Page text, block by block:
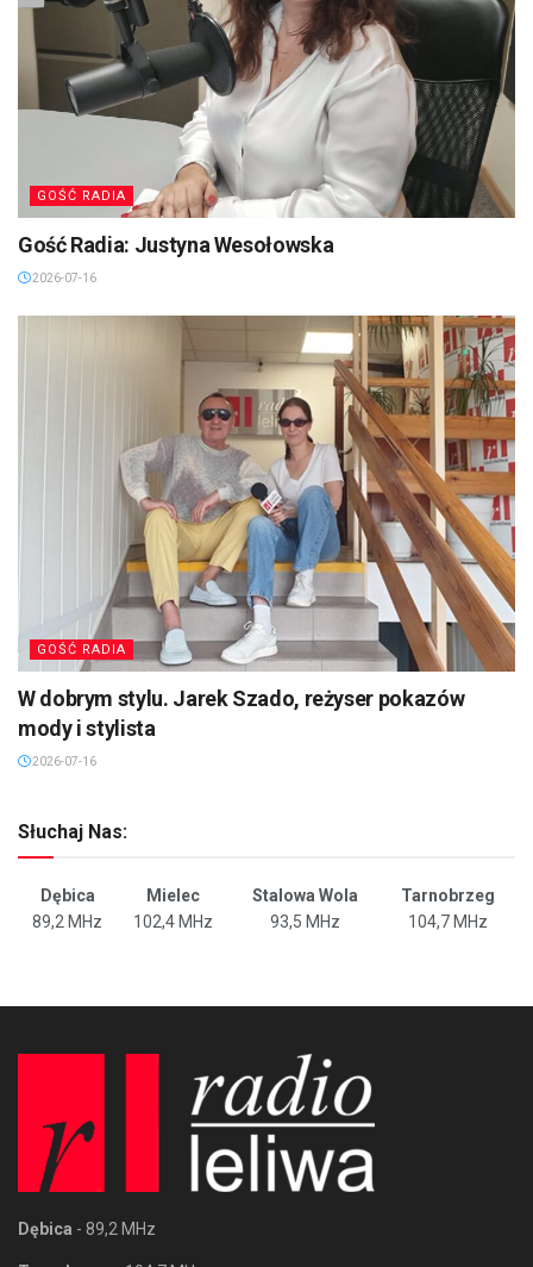
GOŚĆ RADIA
Gość Radia: Justyna Wesołowska
2026-07-16
GOŚĆ RADIA
W dobrym stylu. Jarek Szado, reżyser pokazów
mody i stylista
2026-07-16
Słuchaj Nas:
Dębica Mielec Stalowa Wola
Tarnobrzeg
89,2 MHz
102,4 MHz 93,5 MHz 104,7 MHz
Dębica - 89,2 MHz